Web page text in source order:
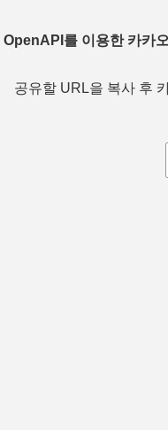
OpenAPI를 이용한 카카
공유할 URL을 복사 후